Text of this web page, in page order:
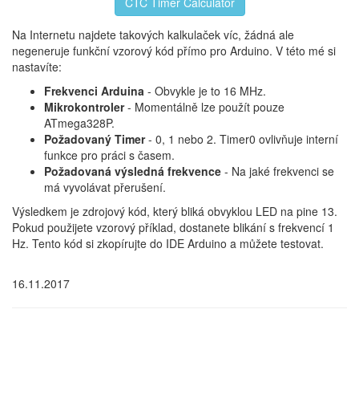
Na Internetu najdete takových kalkulaček víc, žádná ale
negeneruje funkční vzorový kód přímo pro Arduino. V této mé si
nastavíte:
Frekvenci Arduina - Obvykle je to 16 MHz.
Mikrokontroler- Momentálně lze použít pouze
ATmega328P.
Požadovaný Timer- 0, 1 nebo 2. Timer0 ovlivňuje interní
funkce pro práci s časem.
Požadovaná výsledná frekvence - Na jaké frekvenci se
má vyvolávat přerušení.
Výsledkem je zdrojový kód, který bliká obvyklou LED na pine 13.
Pokud použijete vzorový příklad, dostanete blikání s frekvencí 1
Hz. Tento kód si zkopírujte do IDE Arduino a můžete testovat.
16.11.2017